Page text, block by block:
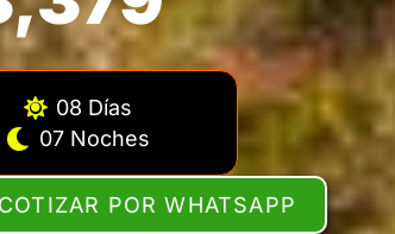
08 Días
07 Noches
COTIZAR POR WHATSAPP